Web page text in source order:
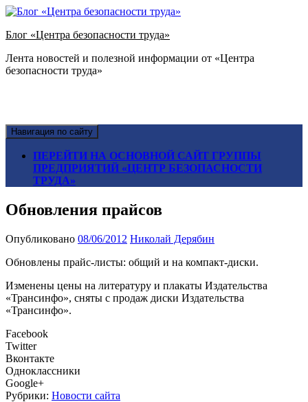
Блог «Центра безопасности труда»
Лента новостей и полезной информации от «Центра
безопасности труда»
Навигация по сайту
ПЕРЕЙТИ НА ОСНОВНОЙ САЙТ ГРУППЫ
ПРЕДПРИЯТИЙ «ЦЕНТР БЕЗОПАСНОСТИ
ТРУДА»
Обновления прайсов
Опубликовано 08/06/2012 Николай Дерябин
Обновлены прайс-листы: общий и на компакт-диски.
Изменены цены на литературу и плакаты Издательства
«Трансинфо», сняты с продаж диски Издательства
«Трансинфо».
Facebook
Twitter
Вконтакте
Одноклассники
Google+
Рубрики: Новости сайта